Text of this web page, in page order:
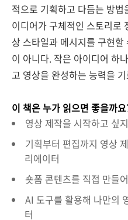
적으로 기획하고 다듬는 방
이디어가 구체적인 스토리로
상 스타일과 메시지를 구현
이 아니다. 작은 아이디어 하
고 영상을 완성하는 능력을
이 책은 누가 읽으면 좋을까
영상 제작을 시작하고 싶
기획부터 편집까지 영상
리에이터
숏폼 콘텐츠를 직접 만들
AI 도구를 활용해 나만의
터